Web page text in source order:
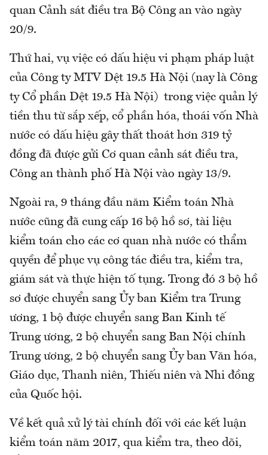
quan Cảnh sát điều tra Bộ Công an vào ngày
20/9.
Thứ hai, vụ việc có dấu hiệu vi phạm pháp luật
của Công ty MTV Dệt 19.5 Hà Nội (nay là Công
ty Cổ phần Dệt 19.5 Hà Nội) trong việc quản lý
tiền thu từ sắp xếp, cổ phần hóa, thoái vốn Nhà
nước có dấu hiệu gây thất thoát hơn 319 tỷ
đồng đã được gửi Cơ quan cảnh sát điều tra,
Công an thành phố Hà Nội vào ngày 13/9.
Ngoài ra, 9 tháng đầu năm Kiểm toán Nhà
nước cũng đã cung cấp 16 bộ hồ sơ, tài liệu
kiểm toán cho các cơ quan nhà nước có thẩm
quyền để phục vụ công tác điều tra, kiểm tra,
giám sát và thực hiện tố tụng. Trong đó 3 bộ hồ
sơ được chuyển sang Ủy ban Kiểm tra Trung
ương, 1 bộ được chuyển sang Ban Kinh tế
Trung ương, 2 bộ chuyển sang Ban Nội chính
Trung ương, 2 bộ chuyển sang Ủy ban Văn hóa,
Giáo dục, Thanh niên, Thiếu niên và Nhi đồng
của Quốc hội.
Về kết quả xử lý tài chính đối với các kết luận
kiểm toán năm 2017, qua kiểm tra, theo dõi,